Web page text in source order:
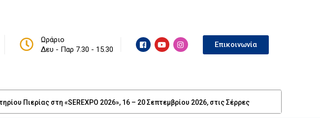
Ωράριο
Δευ - Παρ 7.30 - 15.30
Επικοινωνία
Πιερίας στη «SEREXPO 2026», 16 – 20 Σεπτεμβρίου 2026, στις Σέρρες